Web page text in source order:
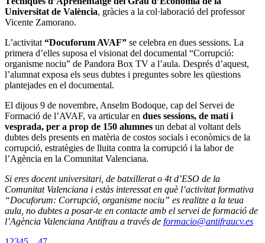
Universitat de València, gràcies a la col·laboració del professor
Vicente Zamorano.
L’activitat “Docuforum AVAF” se celebra en dues sessions. La
primera d’elles suposa el visionat del documental “Corrupció:
organisme nociu” de Pandora Box TV a l’aula. Després d’aquest,
l’alumnat exposa els seus dubtes i preguntes sobre les qüestions
plantejades en el documental.
El dijous 9 de novembre, Anselm Bodoque, cap del Servei de
Formació de l’AVAF, va articular en dues sessions, de matí i
vesprada, per a prop de 150 alumnes un debat al voltant dels
dubtes dels presents en matèria de costos socials i econòmics de la
corrupció, estratègies de lluita contra la corrupció i la labor de
l’Agència en la Comunitat Valenciana.
Si eres docent universitari, de batxillerat o 4t d’ESO de la
Comunitat Valenciana i estàs interessat en què l’activitat formativa
“Docuforum: Corrupció, organisme nociu” es realitze a la teua
aula, no dubtes a posar-te en contacte amb el servei de formació de
l’Agència Valenciana Antifrau a través de formacio@antifraucv.es